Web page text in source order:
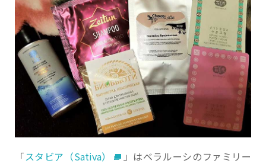
「スタビア（Sativa）
」はベラルーシのファミリー